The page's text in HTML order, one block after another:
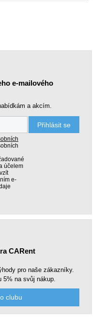
e-mailového
a akcím.
Přihlásit se
účelem
e-
CARent
pro naše zákazníky.
5% na svůj nákup.
clubu